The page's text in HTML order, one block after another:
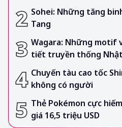
Sohei: Những tăng
Tang
Wagara: Những motif
tiết truyền thống Nhật
Chuyến tàu cao tốc
không có người
Thẻ Pokémon cực
giá 16,5 triệu USD